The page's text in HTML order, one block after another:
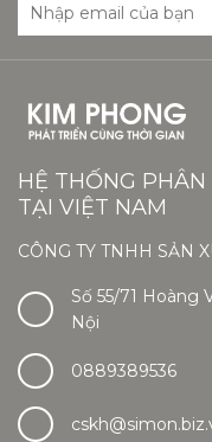
HỆ THỐNG
TẠI VIỆT NAM
CÔNG TY TNHH SẢN
Số 55/71 Hoàng
Nội
0889389536